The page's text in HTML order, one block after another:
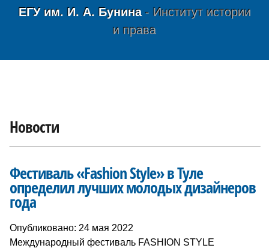
ЕГУ им. И. А. Бунина- Институт истории
и права
Новости
Фестиваль «Fashion Style» в Туле
определил лучших молодых дизайнеров
года
Опубликовано: 24 мая 2022
Международный фестиваль FASHION STYLE